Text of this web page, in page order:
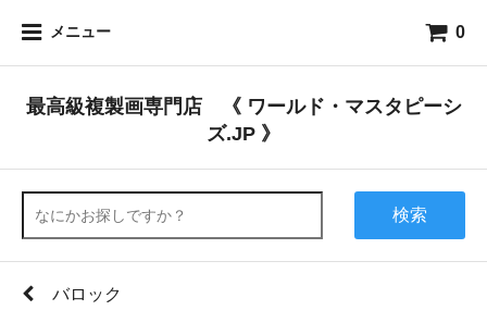
メニュー 0
最高級複製画専門店 《 ワールド・マスタピーシ
ズ.JP 》
検索
バロック